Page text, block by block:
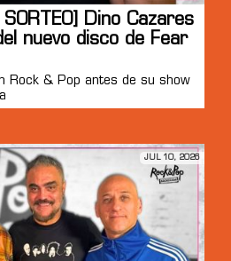
Dino Cazares
nuevo disco de Fear
Rock & Pop antes de su show
JUL 10, 2026